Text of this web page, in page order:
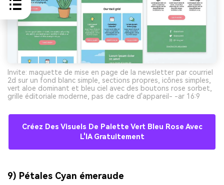
Invite: maquette de mise en page de la newsletter par courriel
2d sur un fond blanc simple, sections propres, icônes simples,
vert aloe dominant et bleu ciel avec des boutons rose sorbet,
grille éditoriale moderne, pas de cadre d'appareil- -ar 16:9
Créez Des Visuels De Palette Vert Bleu Rose Avec
L'IA Gratuitement
9) Pétales Cyan émeraude